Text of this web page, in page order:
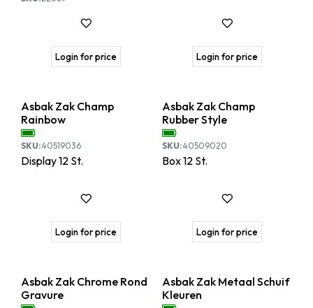
Login for price Login for price
Asbak Zak Champ
Rainbow
SKU:40519036
Display12 St.
Login for price
Asbak Zak Champ
Rubber Style
SKU:40509020
Box12 St.
Login for price
Asbak Zak Chrome Rond
Gravure
Asbak Zak Metaal Schuif
Kleuren